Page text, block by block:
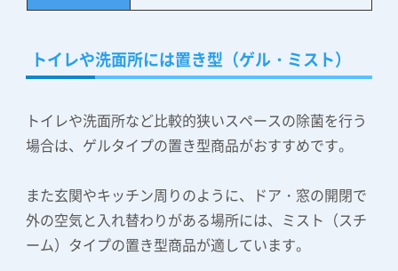
トイレや洗面所には置き型（ゲル・ミスト）
トイレや洗面所など比較的狭いスペースの除菌を行う
場合は、ゲルタイプの置き型商品がおすすめです。
また玄関やキッチン周りのように、ドア・窓の開閉で
外の空気と入れ替わりがある場所には、ミスト（スチ
ーム）タイプの置き型商品が適しています。